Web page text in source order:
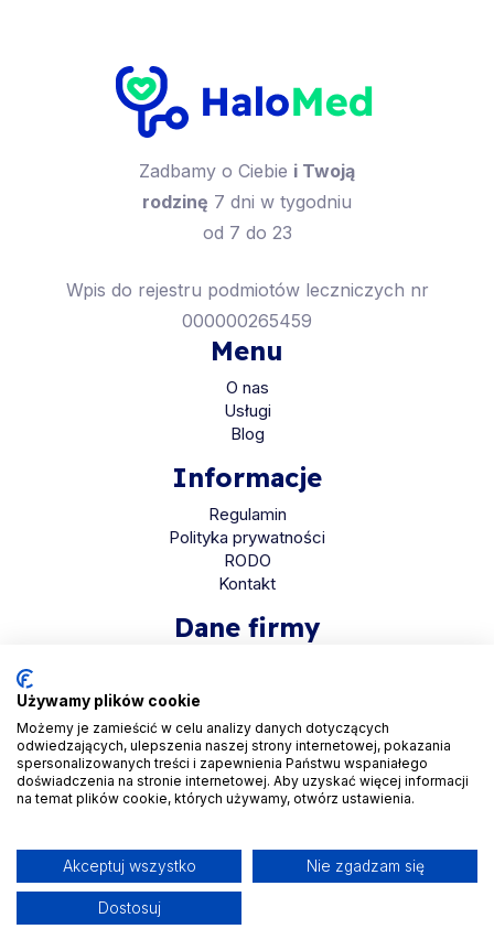
Zadbamy o Ciebie i Twoją
rodzinę 7 dni w tygodniu
od 7 do 23
Wpis do rejestru podmiotów leczniczych nr
000000265459
Menu
O nas
Usługi
Blog
Informacje
Regulamin
Polityka prywatności
RODO
Kontakt
Dane firmy
ul. Bolkowska 2D
01-466 Warszawa
KRS 0001048558
REGON 525935069
NIP 5223265608
Używamy plików cookie
Możemy je zamieścić w celu analizy danych dotyczących
odwiedzających, ulepszenia naszej strony internetowej, pokazania
spersonalizowanych treści i zapewnienia Państwu wspaniałego
doświadczenia na stronie internetowej. Aby uzyskać więcej informacji
na temat plików cookie, których używamy, otwórz ustawienia.
Akceptuj wszystko Nie zgadzam się
Dostosuj